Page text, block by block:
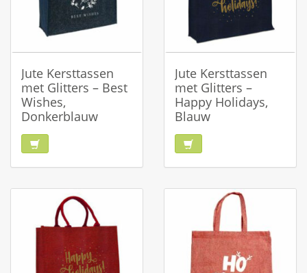
Jute Kersttassen
met Glitters – Best
Wishes,
Donkerblauw
Jute Kersttassen
met Glitters –
Happy Holidays,
Blauw